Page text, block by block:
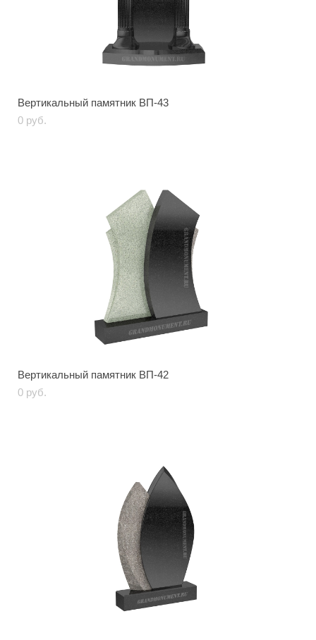
Вертикальный памятник ВП-43
0 pуб.
Вертикальный памятник ВП-42
0 pуб.